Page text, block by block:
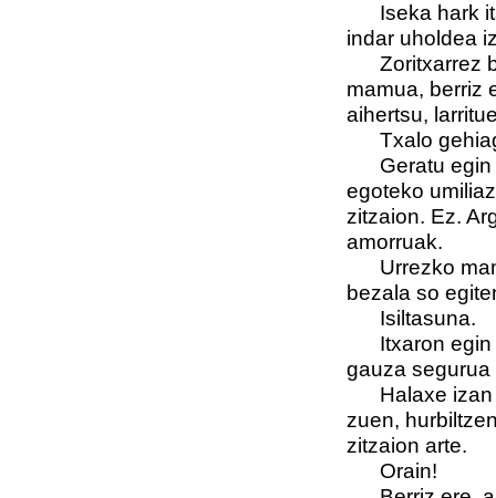
Iseka hark
indar uholdea
Zoritxarrez
mamua, berriz
aihertsu,
Txalo
Geratu
egoteko
zitzaion. Ez.
amorruak.
Urrezko
bezala so
Isiltasuna.
Itxaron
gauza segurua
Halaxe
zuen,
zitzaion arte.
Orain!